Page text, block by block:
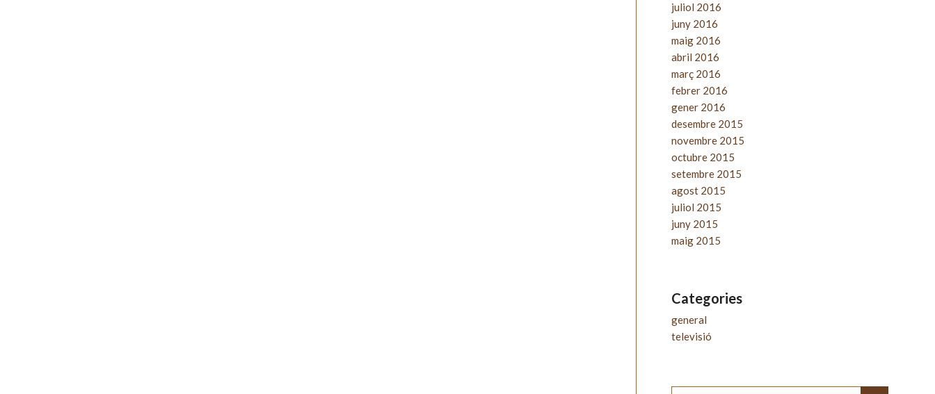
juliol 2016
juny 2016
maig 2016
abril 2016
març 2016
febrer 2016
gener 2016
desembre 2015
novembre 2015
octubre 2015
setembre 2015
agost 2015
juliol 2015
juny 2015
maig 2015
Categories
general
televisió